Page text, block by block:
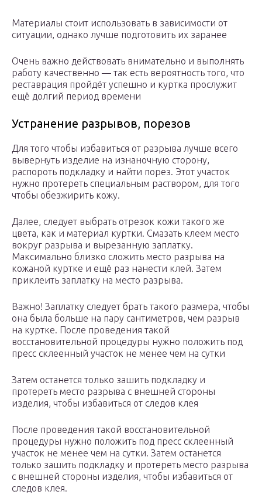
Материалы стоит использовать в зависимости от
ситуации, однако лучше подготовить их заранее
Очень важно действовать внимательно и выполнять
работу качественно — так есть вероятность того, что
реставрация пройдёт успешно и куртка прослужит
ещё долгий период времени
Устранение разрывов, порезов
Для того чтобы избавиться от разрыва лучше всего
вывернуть изделие на изнаночную сторону,
распороть подкладку и найти порез. Этот участок
нужно протереть специальным раствором, для того
чтобы обезжирить кожу.
Далее, следует выбрать отрезок кожи такого же
цвета, как и материал куртки. Смазать клеем место
вокруг разрыва и вырезанную заплатку.
Максимально близко сложить место разрыва на
кожаной куртке и ещё раз нанести клей. Затем
приклеить заплатку на место разрыва.
Важно! Заплатку следует брать такого размера, чтобы
она была больше на пару сантиметров, чем разрыв
на куртке. После проведения такой
восстановительной процедуры нужно положить под
пресс склеенный участок не менее чем на сутки
Затем останется только зашить подкладку и
протереть место разрыва с внешней стороны
изделия, чтобы избавиться от следов клея
После проведения такой восстановительной
процедуры нужно положить под пресс склеенный
участок не менее чем на сутки. Затем останется
только зашить подкладку и протереть место разрыва
с внешней стороны изделия, чтобы избавиться от
следов клея.